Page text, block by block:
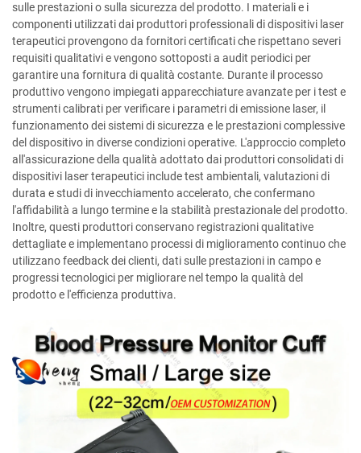
sulle prestazioni o sulla sicurezza del prodotto. I materiali e i
componenti utilizzati dai produttori professionali di dispositivi laser
terapeutici provengono da fornitori certificati che rispettano severi
requisiti qualitativi e vengono sottoposti a audit periodici per
garantire una fornitura di qualità costante. Durante il processo
produttivo vengono impiegati apparecchiature avanzate per i test e
strumenti calibrati per verificare i parametri di emissione laser, il
funzionamento dei sistemi di sicurezza e le prestazioni complessive
del dispositivo in diverse condizioni operative. L'approccio completo
all'assicurazione della qualità adottato dai produttori consolidati di
dispositivi laser terapeutici include test ambientali, valutazioni di
durata e studi di invecchiamento accelerato, che confermano
l'affidabilità a lungo termine e la stabilità prestazionale del prodotto.
Inoltre, questi produttori conservano registrazioni qualitative
dettagliate e implementano processi di miglioramento continuo che
utilizzano feedback dei clienti, dati sulle prestazioni in campo e
progressi tecnologici per migliorare nel tempo la qualità del
prodotto e l'efficienza produttiva.